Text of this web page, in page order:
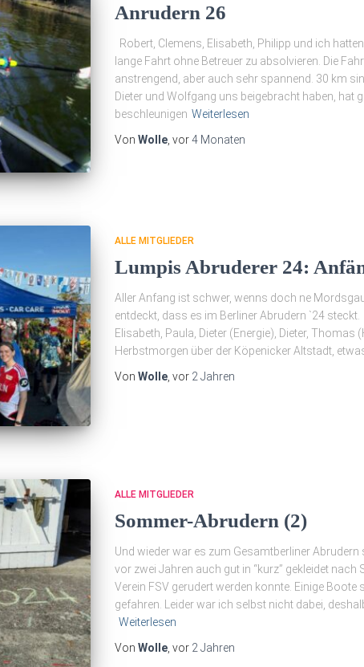
Anrudern 26
Robert, Clemens, Elisabeth, Philipp und ich
lange Fahrt ohne Betreuer zu absolvieren. Die
anstrengend, aber auch sehr spannend. 30 km
Dieter und Wolfgang uns beigebracht haben, hat
beschleunigen Weiterlesen
Von Wolle, vor4 Monaten
ALLE MITGLIEDER
Lumpis Abruderer 24:
Aller Anfang ist schwer, wenns doch ne
entdeckt, dass es im Berliner Abrudern `24
Elisabeth, Paula, Dieter (Energie), Dieter,
Herbstmorgen über der Köpenicker Altstadt,
Von Wolle, vor 2 Jahren
ALLE MITGLIEDER
Sommer-Abrudern (2)
Und wieder war es zum Gesamtberliner
vor zwei Jahren auch gut in “kurz” gekleidet
Verein FSV gerudert werden konnte. Einige
gefahren. Leider war ich selbst nicht dabei,
Weiterlesen
Von Wolle, vor 2 Jahren